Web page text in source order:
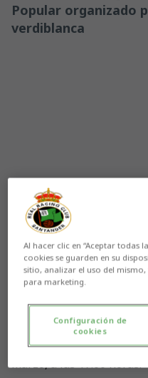
Popular organizado
verdiblanca
Aún no hay reacciones. ¡Sé el
El partido que disputará
correspondiente a la
2018/19 en el Grupo II
celebrará en Los
marzo, a las 17:00 horas.
Al hacer clic en “Aceptar todas
cookies se guarden en su
sitio, analizar el uso del
para marketing.
Configuración de
cookies